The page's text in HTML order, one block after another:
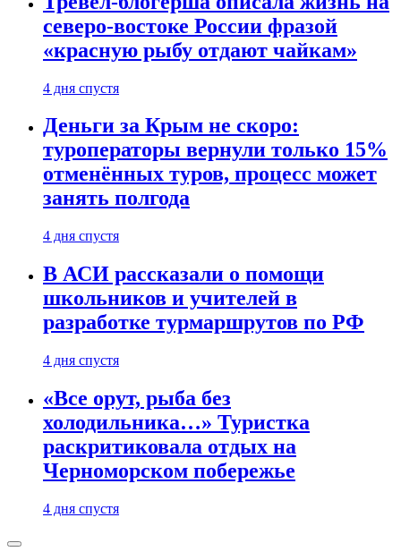
северо-востоке России фразой
«красную рыбу отдают чайкам»
4 дня спустя
Деньги за Крым не скоро:
туроператоры вернули только 15%
отменённых туров, процесс может
занять полгода
4 дня спустя
В АСИ рассказали о помощи
школьников и учителей в
разработке турмаршрутов по РФ
4 дня спустя
«Все орут, рыба без
холодильника…» Туристка
раскритиковала отдых на
Черноморском побережье
4 дня спустя